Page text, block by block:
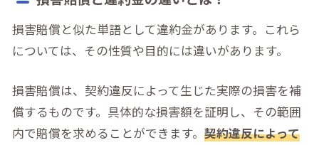
損害賠償と似た単語として違約金があります。これら
については、その性質や目的には違いがあります。
損害賠償は、契約違反によって生じた実際の損害を補
償するものです。具体的な損害額を証明し、その範囲
内で賠償を求めることができます。 契約違反によって